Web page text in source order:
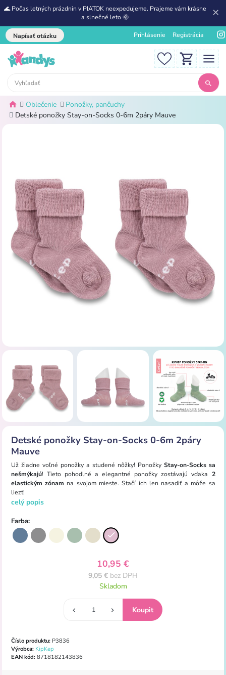
🌊 Počas letných prázdnin v PIATOK neexpedujeme. Prajeme vám krásne
a slnečné leto 🌞
Napísať otázku Prihlásenie Registrácia
Oblečenie
Ponožky, pančuchy
Detské ponožky Stay-on-Socks 0-6m 2páry Mauve
Detské ponožky Stay-on-Socks 0-6m 2páry
Mauve
Už žiadne voľné ponožky a studené nôžky! Ponožky Stay-on-Socks sa
nešmýkajú! Tieto pohodlné a elegantné ponožky zostávajú vďaka 2
elastickým zónam na svojom mieste. Stačí ich len nasadiť a môže sa
liezť!
celý popis
Farba:
10,95 €
9,05 € bez DPH
Skladom
Číslo produktu:P3836
Výrobca: KipKep
EAN kód:8718182143836